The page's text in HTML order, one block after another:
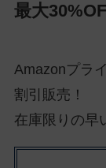
最大
Amazonプラ
割引販売！
在庫限りの早